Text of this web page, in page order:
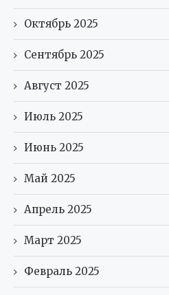
Октябрь 2025
Сентябрь 2025
Август 2025
Июль 2025
Июнь 2025
Май 2025
Апрель 2025
Март 2025
Февраль 2025